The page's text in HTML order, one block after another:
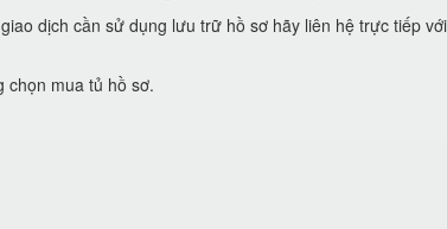
dịch cần sử dụng lưu trữ hồ sơ hãy liên hệ trực tiếp
chọn mua tủ hồ sơ.